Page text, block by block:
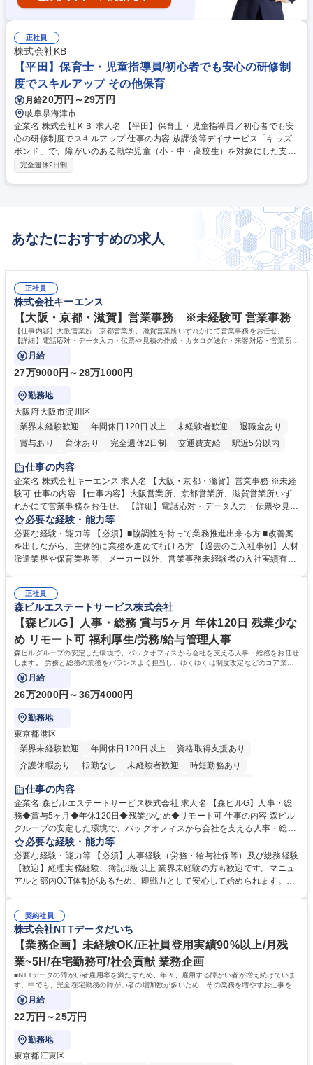
正社員
株式会社KB
【平田】保育士・児童指導員/初心者でも安心の研修制
度でスキルアップ その他保育
月給20万円～29万円
岐阜県海津市
企業名 株式会社ＫＢ 求人名 【平田】保育士・児童指導員／初心者でも安
心の研修制度でスキルアップ 仕事の内容 放課後等デイサービス「キッズ
ボンド」で、障がいのある就学児童（小・中・高校生）を対象にした支援
業務をお任せします。放課後や長期休暇中に利用できる、障がいのある子
作成 ■送迎業務（社用車使用） 子どもたちの成長に寄り添いながら、自身
導員／初心者でも安心の研修制度でスキルアップ
完全週休2日制
あなたにおすすめの求人
正社員
株式会社キーエンス
【大阪・京都・滋賀】営業事務 ※未経験可 営業事務
【仕事内容】大阪営業所、京都営業所、滋賀営業所いずれかにて営業事務をお任せ。
【詳細】電話応対・データ入力・伝票や見積の作成・カタログ送付・来客対応・営業所内
で発生する事務業務や業務改善をお任せ。
月給
27万9000円～28万1000円
勤務地
大阪府大阪市淀川区
業界未経験歓迎
年間休日120日以上 未経験者歓迎
退職金あり
賞与あり
育休あり 完全週休2日制 交通費支給
駅近5分以内
土日祝休み
仕事の内容
企業名 株式会社キーエンス 求人名 【大阪・京都・滋賀】営業事務 ※未経
験可 仕事の内容 【仕事内容】大阪営業所、京都営業所、滋賀営業所いず
れかにて営業事務をお任せ。 【詳細】電話応対・データ入力・伝票や見積
の作成・カタログ送付・来客対応・営業所内で発生する事務業務や業務改
善をお任せ。 【教育制度】ご入社後、育成担当とペアになりながらOJTに
て業務を覚えていただくことが可能です。業務システムがきちんと構築さ
れているため、スムーズに仕事に慣れることができる環境です。また、
募集職種 【大阪・京都・滋賀】営業事務 ※未経験可
必要な経験・能力等
必要な経験・能力等 【必須】■協調性を持って業務推進出来る方 ■改善案
を出しながら、主体的に業務を進めて行ける方 【過去のご入社事例】人材
派遣業界や保育業界等、メーカー以外、営業事務未経験者の入社実績有
えて、お客様や社員の状況に合わせ、能動的なサポート、改善の動きも期
待され。組織を支えるスペシャリストとして、チームに貢献し、結果的に
社員から頼られる存在になることができます。平均19:30の退勤以降の業
務の持ち帰りも禁止されており、メリハリのある働き方となります。 学
歴・資格 学歴：大学院 大学 高専 短大 語学力： 資格：
正社員
森ビルエステートサービス株式会社
【森ビルG】人事・総務 賞与5ヶ月 年休120日 残業少な
め リモート可 福利厚生/労務/給与管理人事
森ビルグループの安定した環境で、バックオフィスから会社を支える人事・総務をお任せ
します。 労務と総務の業務をバランスよく担当し、ゆくゆくは制度改定などのコア業務
にも挑戦できる、やりがいある環境です。
月給
26万2000円～36万4000円
勤務地
東京都港区
業界未経験歓迎
年間休日120日以上
資格取得支援あり
介護休暇あり
転勤なし 未経験者歓迎
時短勤務あり
経験者歓迎
完全週休2日制
交通費支給 長期歓迎 駅近5分以内 土日祝休み
仕事の内容
企業名 森ビルエステートサービス株式会社 求人名 【森ビルG】人事・総
務◆賞与5ヶ月◆年休120日◆残業少なめ◆リモート可 仕事の内容 森ビル
グループの安定した環境で、バックオフィスから会社を支える人事・総務
をお任せします。 労務と総務の業務をバランスよく担当し、ゆくゆくは制
度改定などのコア業務にも挑戦できる、やりがいある環境です。 ■勤怠管
理、給与計算、社会保険手続き、年末調整等の労務管理全般 ■入退社手続
き、社内規定の改定や人事制度改定などのコア業務 ■社内イベントの企画
でも質問・相談できる環境が整っているため、安心して成長できます。 募
集職種 【森ビルG】人事・総務◆賞与5ヶ月◆年休120日◆残業少なめ◆
リモート可
必要な経験・能力等
必要な経験・能力等 【必須】人事経験（労務・給与社保等）及び総務経験
【歓迎】経理実務経験、簿記3級以上 業界未経験の方も歓迎です。マニュ
アルと部内OJT体制があるため、即戦力として安心して始められます。
務に挑戦できるため、自身の成長と組織への貢献度をダイレクトに実感で
きます。 残業少なめ、週1日リモート可など、ワークライフバランスを保
ち長期活躍できる環境です。 「これまでの幅広い経験を活かし、長期的な
キャリアを築きたい」という前向きな意欲と挑戦を全力で応援します。 学
歴・資格 学歴：大学院 大学 高専 短大 専修学校 高校 語学力： 資格：日商
簿記検定1級 日商簿記検定2級 日商簿記検定3級
契約社員
株式会社NTTデータだいち
【業務企画】未経験OK/正社員登用実績90%以上/月残
業~5H/在宅勤務可/社会貢献 業務企画
■NTTデータの障がい者雇用率を満たすため、年々、雇用する障がい者が増え続けていま
す。中でも、完全在宅勤務の障がい者の増加数が多いため、その業務を増やすお仕事を担
っていただきます。
月給
22万円～25万円
勤務地
東京都江東区